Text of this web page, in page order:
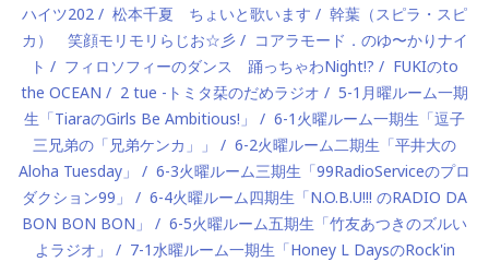
ハイツ202
松本千夏 ちょいと歌います
幹葉（スピラ・スピ
カ） 笑顔モリモリらじお☆彡
コアラモード．のゆ〜かりナイ
ト
フィロソフィーのダンス 踊っちゃわNight!?
FUKIのto
the OCEAN
2 tue -トミタ栞のだめラジオ
5-1月曜ルーム一期
生「TiaraのGirls Be Ambitious!」
6-1火曜ルーム一期生「逗子
三兄弟の「兄弟ケンカ」」
6-2火曜ルーム二期生「平井大の
Aloha Tuesday」
6-3火曜ルーム三期生「99RadioServiceのプロ
ダクション99」
6-4火曜ルーム四期生「N.O.B.U!!! のRADIO DA
BON BON BON」
6-5火曜ルーム五期生「竹友あつきのズルい
よラジオ」
7-1水曜ルーム一期生「Honey L DaysのRock'in